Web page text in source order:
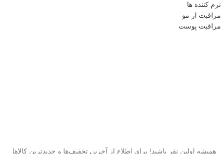
نرم کننده ها
مراقبت از مو
مراقبت پوست
همیشه اولین نفر باشید! برای اطلاع از آخرین تخفیف‌ها و جدیدترین کالاها